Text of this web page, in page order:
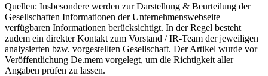
Quellen: Insbesondere werden zur Darstellung & Beurteilung der
Gesellschaften Informationen der Unternehmenswebseite
verfügbaren Informationen berücksichtigt. In der Regel besteht
zudem ein direkter Kontakt zum Vorstand / IR-Team der jeweiligen
analysierten bzw. vorgestellten Gesellschaft. Der Artikel wurde vor
Veröffentlichung De.mem vorgelegt, um die Richtigkeit aller
Angaben prüfen zu lassen.